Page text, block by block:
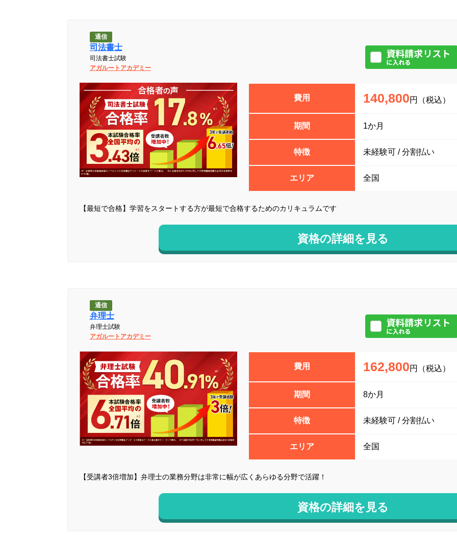
通信
司法書士
司法書士試験
アガルートアカデミー
費用 140,800円（税込）
期間 1か月
特徴 未経験可 / 分割払い
エリア 全国
【最短で合格】学習をスタートする方が最短で合格するためのカリキュラムです
資格の詳細を見る
通信
弁理士
弁理士試験
アガルートアカデミー
費用 162,800円（税込）
期間 8か月
特徴 未経験可 / 分割払い
エリア 全国
【受講者3倍増加】弁理士の業務分野は非常に幅が広くあらゆる分野で活躍！
資格の詳細を見る